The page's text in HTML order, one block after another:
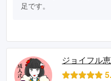
足です。
ジョイフル